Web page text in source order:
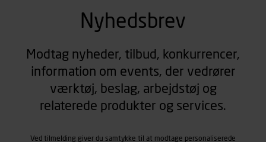
Nyhedsbrev
Modtag nyheder, tilbud, konkurrencer,
information om events, der vedrører
værktøj, beslag, arbejdstøj og
relaterede produkter og services.
Ved tilmelding giver du samtykke til at modtage personaliserede